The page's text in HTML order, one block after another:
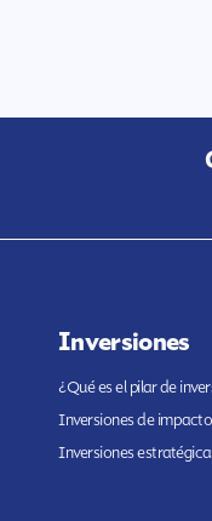
Inversiones
¿Qué es el pilar de
Inversiones de
Inversiones